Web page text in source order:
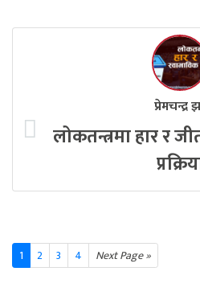
प्रेमचन्द्र
लोकतन्त्रमा हार र
1 2 3 4 Next Page »